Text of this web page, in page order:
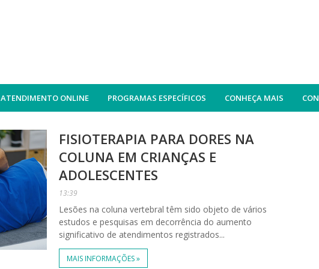
ATENDIMENTO ONLINE PROGRAMAS ESPECÍFICOS CONHEÇA MAIS
FISIOTERAPIA PARA DORES NA
COLUNA EM CRIANÇAS E
ADOLESCENTES
13:39
Lesões na coluna vertebral têm sido objeto de vários
estudos e pesquisas em decorrência do aumento
significativo de atendimentos registrados...
MAIS INFORMAÇÕES »